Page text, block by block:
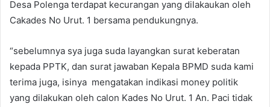
Desa Polenga terdapat kecurangan yang dilakaukan oleh
Cakades No Urut. 1 bersama pendukungnya.
“sebelumnya sya juga suda layangkan surat keberatan
kepada PPTK, dan surat jawaban Kepala BPMD suda kami
terima juga, isinya mengatakan indikasi money politik
yang dilakukan oleh calon Kades No Urut. 1 An. Paci tidak